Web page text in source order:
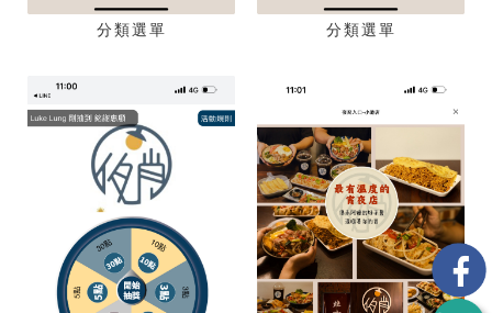
分類選單 分類選單